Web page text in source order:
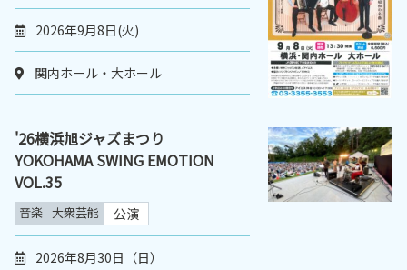
2026年9月8日(火)
関内ホール・大ホール
'26横浜旭ジャズまつり
YOKOHAMA SWING EMOTION
VOL.35
音楽 大衆芸能 公演
2026年8月30日（日）